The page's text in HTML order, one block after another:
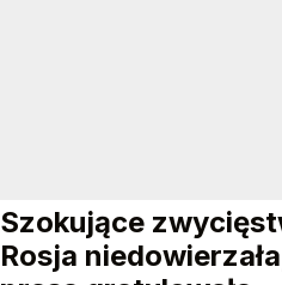
Szokujące
Rosja